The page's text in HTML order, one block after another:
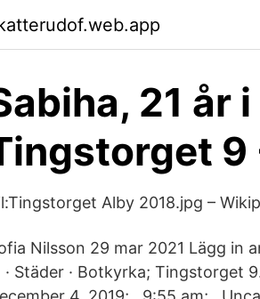
21 år
9
Alby 2018.jpg –
Nilsson 29 mar 2021 Lägg in
· Städer · Botkyrka; Tingstorget